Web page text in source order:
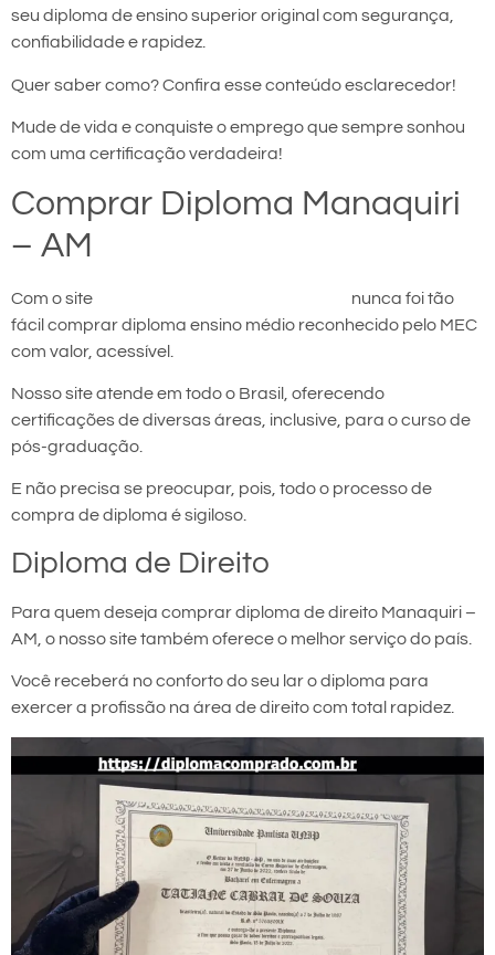
seu diploma de ensino superior original com segurança,
confiabilidade e rapidez.
Quer saber como? Confira esse conteúdo esclarecedor!
Mude de vida e conquiste o emprego que sempre sonhou
com uma certificação verdadeira!
Comprar Diploma Manaquiri
– AM
Com o site
nunca foi tão
fácil comprar diploma ensino médio reconhecido pelo MEC
com valor, acessível.
Nosso site atende em todo o Brasil, oferecendo
certificações de diversas áreas, inclusive, para o curso de
pós-graduação.
E não precisa se preocupar, pois, todo o processo de
compra de diploma é sigiloso.
Diploma de Direito
Para quem deseja comprar diploma de direito Manaquiri –
AM, o nosso site também oferece o melhor serviço do país.
Você receberá no conforto do seu lar o diploma para
exercer a profissão na área de direito com total rapidez.